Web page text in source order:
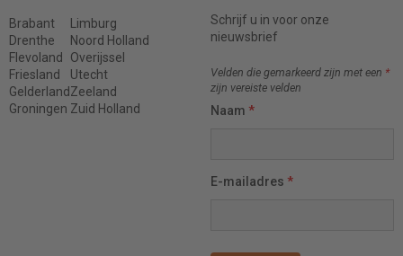
Brabant
Drenthe
Flevoland
Friesland
Gelderland
Groningen
Limburg
Noord Holland
Overijssel
Utecht
Zeeland
Zuid Holland
Schrijf u in voor onze
nieuwsbrief
Velden die gemarkeerd zijn met een *
zijn vereiste velden
Naam *
E-mailadres *